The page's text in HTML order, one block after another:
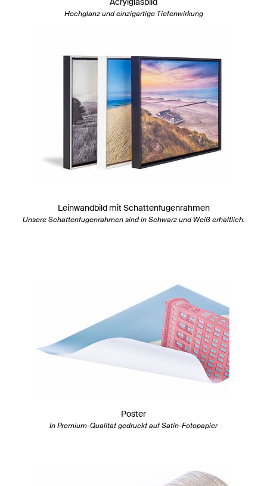
Hochglanz und einzigartige Tiefenwirkung
Leinwandbild mit Schattenfugenrahmen
Unsere Schattenfugenrahmen sind in Schwarz und Weiß erhältlich.
Poster
In Premium-Qualität gedruckt auf Satin-Fotopapier